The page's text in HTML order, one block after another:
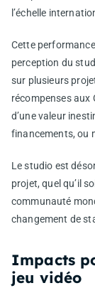
l’échelle
Cette
perception du
sur plusieurs
récompenses aux
d’une valeur
financements, ou
Le studio est
projet, quel qu’il
communauté
changement de
Impacts
jeu vidéo